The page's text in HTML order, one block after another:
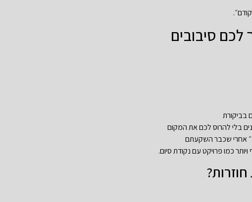
לכם סיבובים
בביקורת
בלי להרוס לכם את המקום
אחרי שכבר השקעתם
כמו פרויקט עם נקודת סיום.